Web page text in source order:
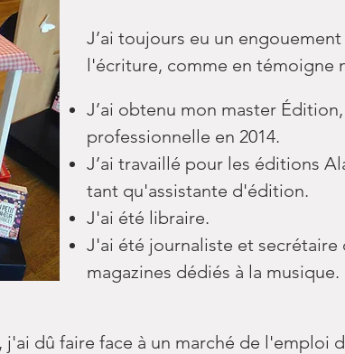
J’ai toujours eu un
l'écriture, comme en témoigne
J’ai obtenu mon master
professionnelle en 2014.
J’ai travaillé pour les éditions
tant qu'assistante d'édition.
J'ai été libraire.
J'ai été journaliste et
magazines dédiés à la musique.
j'ai dû faire face à un marché de l'emploi